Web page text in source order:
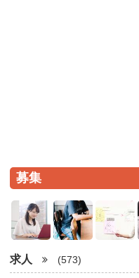
募集
求人 (573)